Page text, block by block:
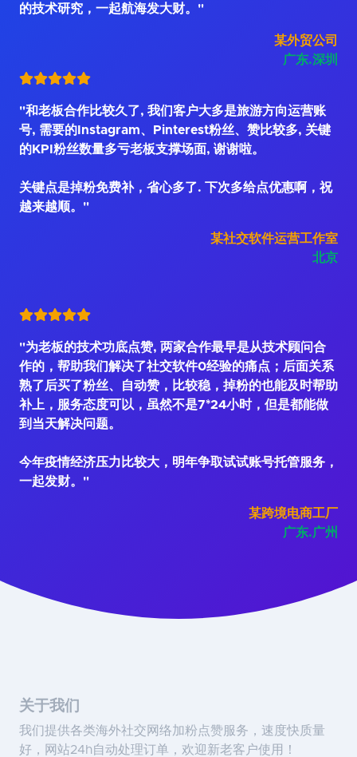
的技术研究，一起航海发大财。"
某外贸公司
广东.深圳
"和老板合作比较久了, 我们客户大多是旅游方向运营账
号, 需要的Instagram、Pinterest粉丝、赞比较多, 关键
的KPI粉丝数量多亏老板支撑场面, 谢谢啦。
关键点是掉粉免费补，省心多了. 下次多给点优惠啊，祝
越来越顺。"
某社交软件运营工作室
北京
"为老板的技术功底点赞, 两家合作最早是从技术顾问合
作的，帮助我们解决了社交软件0经验的痛点；后面关系
熟了后买了粉丝、自动赞，比较稳，掉粉的也能及时帮助
补上，服务态度可以，虽然不是7*24小时，但是都能做
到当天解决问题。
今年疫情经济压力比较大，明年争取试试账号托管服务，
一起发财。"
某跨境电商工厂
广东.广州
关于我们
我们提供各类海外社交网络加粉点赞服务，速度快质量
好，网站24h自动处理订单，欢迎新老客户使用！